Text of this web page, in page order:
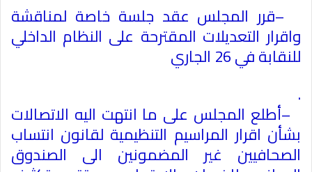
–قرر المجلس عقد جلسة خاصة لمناقشة
واقرار التعديلات المقترحة على النظام الداخلي
للنقابة في 26 الجاري
.
–أطلع المجلس على ما انتهت اليه الاتصالات
بشأن اقرار المراسيم التنظيمية لقانون انتساب
الصحافيين غير المضمونين الى الصندوق